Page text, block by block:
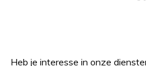
Heb je interesse in onze